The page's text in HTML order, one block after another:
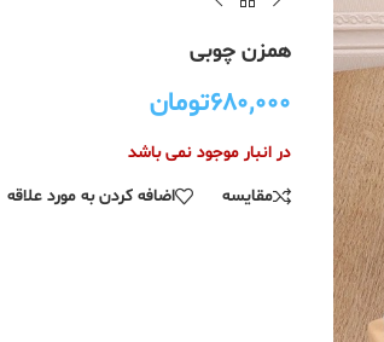
همزن چوبی
۶۸۰,۰۰۰تومان
در انبار موجود نمی باشد
مقایسه
اضافه کردن به مورد علاقه